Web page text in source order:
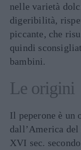
nelle varietà
digeribilità,
piccante, che
quindi
bambini.
Le origini
Il peperone è un
dall’America del
XVI sec.